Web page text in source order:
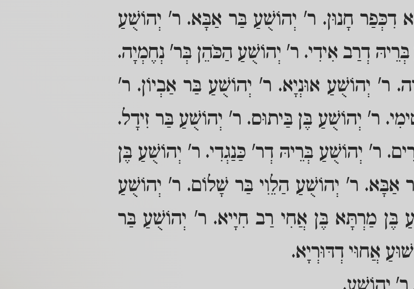
דִכְּפַר חָנוּן. ר' יְהוֹשֻׁעַ בַּר אַבָּא. ר' יְהוֹשֻׁעַ
דְרַב אִידִי. ר' יְהוֹשֻׁעַ הַכֹּהֵן בְּר' נְחֶמְיָה.
ר' יְהוֹשֻׁעַ אוּנְיָא. ר' יְהוֹשֻׁעַ בַּר אַבְיוֹן. ר'
ר' יְהוֹשֻׁעַ בֶּן בַּיתוּס. ר' יְהוֹשֻׁעַ בַּר זִידָל.
ר' יְהוֹשֻׁעַ בְּרֵיהּ דְר' כַּנַגְדִי. ר' יְהוֹשֻׁעַ בֶּן
אַבָּא. ר' יְהוֹשֻׁעַ הַלֵוִי בַּר שָׁלוֹם. ר' יְהוֹשֻׁעַ
בֶּן מַרְתָּא בֶּן אֲחִי רַב חִיָיא. ר' יְהוֹשֻׁעַ בַּר
אֲחוּי דְדּוּרְיָא.